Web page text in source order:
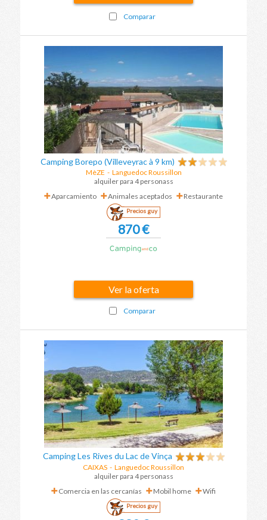
Comparar
Camping Borepo (Villeveyrac à 9 km)
MèZE - Languedoc Roussillon
alquiler para 4 personass
Aparcamiento
Animales aceptados Restaurante
Precios guy
870 €
Ver la oferta
Comparar
Camping Les Rives du Lac de Vinça
CAIXAS - Languedoc Roussillon
alquiler para 4 personass
Comercia en las cercanías
Mobil home Wifi
Precios guy